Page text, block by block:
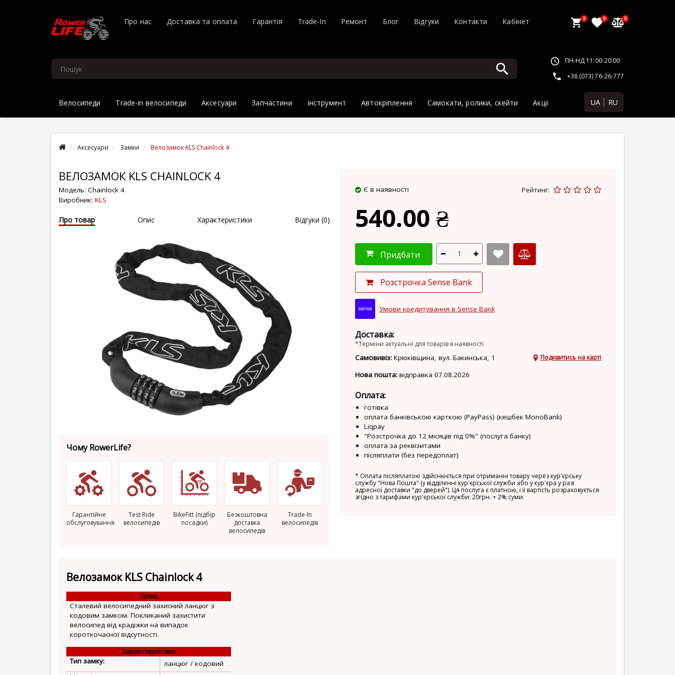
Про нас Доставка та оплата Гарантія Trade-In Ремонт Блог Відгуки Контакти Кабінет 0 0 0
ПН-НД 11:00-20:00
+38 (073) 76-26-777
Велосипеди Trade-in велосипеди Аксесуари Запчастини Інструмент Автокріплення Самокати, ролики, скейти Акції UA RU
Аксесуари Замки Велозамок KLS Chainlock 4
ВЕЛОЗАМОК KLS CHAINLOCK 4
Модель: Chainlock 4
Виробник: KLS
Про товар Опис Характеристики Відгуки (0)
Чому RowerLife?
Гарантійне
обслуговування
Test Ride
велосипедів
BikeFitt (підбір
посадки)
Безкоштовна
доставка
велосипедів
Trade-In
велосипедів
Є в наявності Рейтинг:
540.00 ₴
Придбати
Розстрочка Sense Bank
Умови кредитування в Sense Bank
Доставка:
*Терміни актуальні для товарів в наявності
Самовивіз: Крюківщина, вул. Бакинська, 1 Подивитись на карті
Нова пошта: відправка 07.08.2026
Оплата:
готівка
оплата банківською карткою (PayPass) (кешбек MonoBank)
Liqpay
"Розстрочка до 12 місяців під 0%" (послуга банку)
оплата за реквізитами
післяплати (без передоплат)
* Оплата післяплатою здійснюється при отриманні товару через кур'єрську
службу "Нова Пошта" (у відділенні кур'єрської служби або у кур'єра у разі
адресної доставки "до дверей"). Ця послуга є платною, і її вартість розраховується
згідно з тарифами кур'єрської служби: 20грн. + 2% суми.
Велозамок KLS Chainlock 4
Опис
Сталевий велосипедний захисний ланцюг з
кодовим замком. Покликаний захистити
велосипед від крадіжки на випадок
короткочасної відсутності.
Характеристики
Тип замку:
ланцюг / кодовий